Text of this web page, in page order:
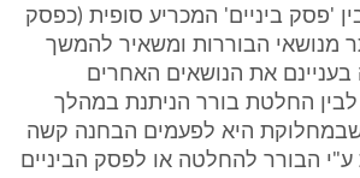
'פסק ביניים' המכריע סופית (כפסק
מנושאי הבוררות ומשאיר להמשך
בעניינם את הנושאים האחרים
החלטת בורר הניתנת במהלך
היא לפעמים הבחנה קשה
ע"י הבורר להחלטה או לפסק הביניים